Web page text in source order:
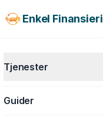
Enkel
Tjenester
Guider